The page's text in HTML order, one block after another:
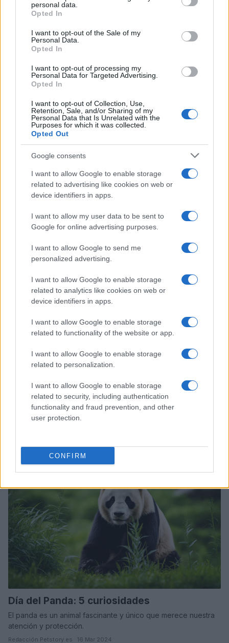
grant or deny consent to Google and its third-party tags to
use your data for below specified purposes in below Google
consent section.
personal data.
Opted In
I want to opt-out of the Sale of my
Personal Data.
Opted In
I want to opt-out of processing my
Personal Data for Targeted Advertising.
Opted In
I want to opt-out of Collection, Use,
Retention, Sale, and/or Sharing of my
Personal Data that Is Unrelated with the
Purposes for which it was collected.
Opted Out
Google consents
I want to allow Google to enable storage
related to advertising like cookies on web or
device identifiers in apps.
I want to allow my user data to be sent to
Google for online advertising purposes.
I want to allow Google to send me
personalized advertising.
I want to allow Google to enable storage
related to analytics like cookies on web or
device identifiers in apps.
I want to allow Google to enable storage
related to functionality of the website or app.
I want to allow Google to enable storage
related to personalization.
I want to allow Google to enable storage
related to security, including authentication
functionality and fraud prevention, and other
user protection.
CONFIRM
Las focas son animales fascinantes que han evolucionado
para vivir en ambientes acuáticos extremos...
Redacción Petstory.es · 22 Mar 2024
CURIOSIDADES
Equinoccio de primavera: si tienes perro o
gato cuidado con estas cosas
nuestras mascotas. Con las precauciones adecuadas,
podemos garantizar su bienestar y disfrutar…
AVES
Día del águila: 5 curiosidades
Redacción Petstory.es · 18 Mar 2024
Día del Panda: 5 curiosidades
El panda es un animal fascinante y único que merece nuestra
atención y protección.
Redacción Petstory.es · 16 Mar 2024